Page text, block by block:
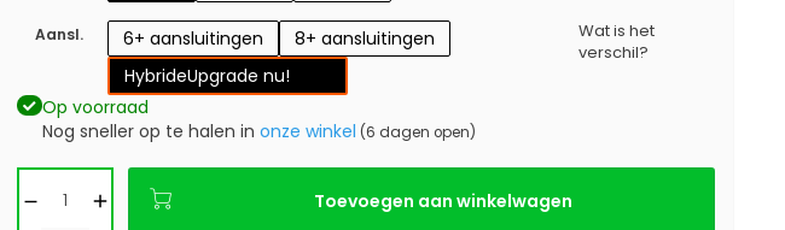
Aansl. 6+ aansluitingen
8+ aansluitingen
HybrideUpgrade nu!
Wat is het
verschil?
Op voorraad
Nog sneller op te halen in onze winkel (6 dagen open)
Toevoegen aan winkelwagen